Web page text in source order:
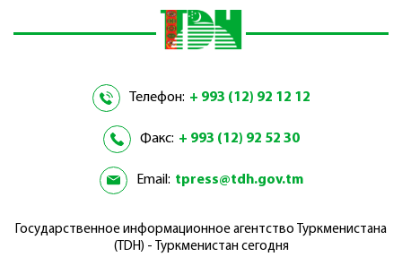
Телефон: + 993 (12) 92 12 12
Факс: + 993 (12) 92 52 30
Email: tpress@tdh.gov.tm
Государственное информационное агентство Туркменистана
(TDH) - Туркменистан сегодня